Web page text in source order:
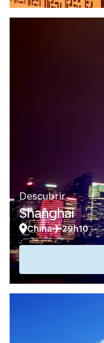
Descubrir
Shanghái
China 29h10